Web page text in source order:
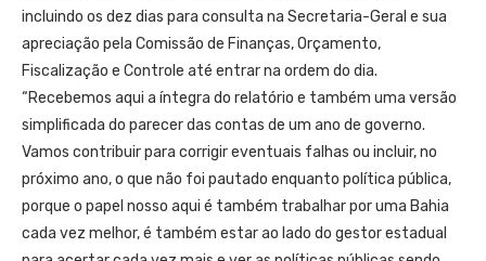
incluindo os dez dias para consulta na Secretaria-Geral e sua
apreciação pela Comissão de Finanças, Orçamento,
Fiscalização e Controle até entrar na ordem do dia.
“Recebemos aqui a íntegra do relatório e também uma versão
simplificada do parecer das contas de um ano de governo.
Vamos contribuir para corrigir eventuais falhas ou incluir, no
próximo ano, o que não foi pautado enquanto política pública,
porque o papel nosso aqui é também trabalhar por uma Bahia
cada vez melhor, é também estar ao lado do gestor estadual